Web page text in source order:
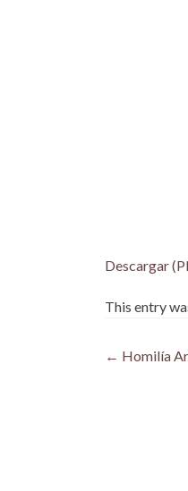
Descargar
This entry
Post
← Homilía